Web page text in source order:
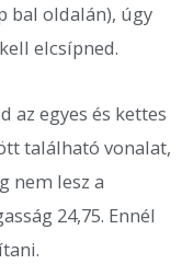
bal oldalán), úgy
elcsípned.
az egyes és kettes
található vonalat,
nem lesz a
24,75. Ennél